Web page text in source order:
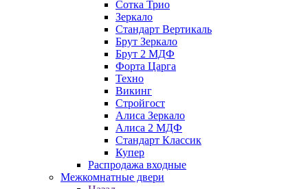
Сотка Трио
Зеркало
Стандарт Вертикаль
Брут Зеркало
Брут 2 МДФ
Форта Царга
Техно
Викинг
Стройгост
Алиса Зеркало
Алиса 2 МДФ
Стандарт Классик
Купер
Распродажа входные
Межкомнатные двери